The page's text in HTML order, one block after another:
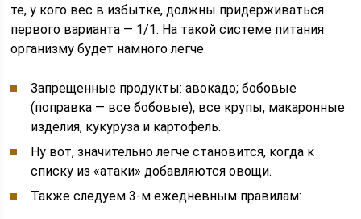
те, у кого вес в избытке, должны придерживаться
первого варианта — 1/1. На такой системе питания
организму будет намного легче.
Запрещенные продукты: авокадо; бобовые
(поправка — все бобовые), все крупы, макаронные
изделия, кукуруза и картофель.
Ну вот, значительно легче становится, когда к
списку из «атаки» добавляются овощи.
Также следуем 3-м ежедневным правилам: